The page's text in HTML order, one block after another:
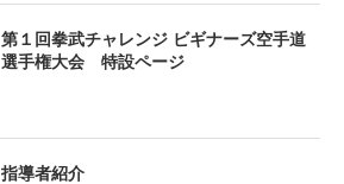
第１回拳武チャレンジ ビギナーズ空手道
選手権大会 特設ページ
指導者紹介